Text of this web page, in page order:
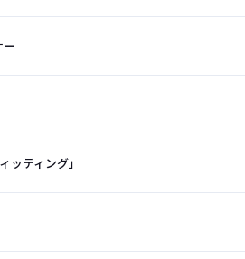
ティング」